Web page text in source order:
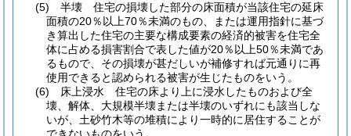
(5)
半壊 住宅の損壊した部分の床面積が当該住宅の延床
面積の20％以上70％未満のもの、または運用指針に基づ
き算出した住宅の主要な構成要素の経済的被害を住宅全
体に占める損害割合で表した値が20％以上50％未満であ
るもので、その損壊が甚だしいが補修すれば元通りに再
使用できると認められる被害が生じたものをいう。
(6)
床上浸水 住宅の床より上に浸水したものおよび全
壊、解体、大規模半壊または半壊のいずれにも該当しな
いが、土砂竹木等の堆積により一時的に居住することが